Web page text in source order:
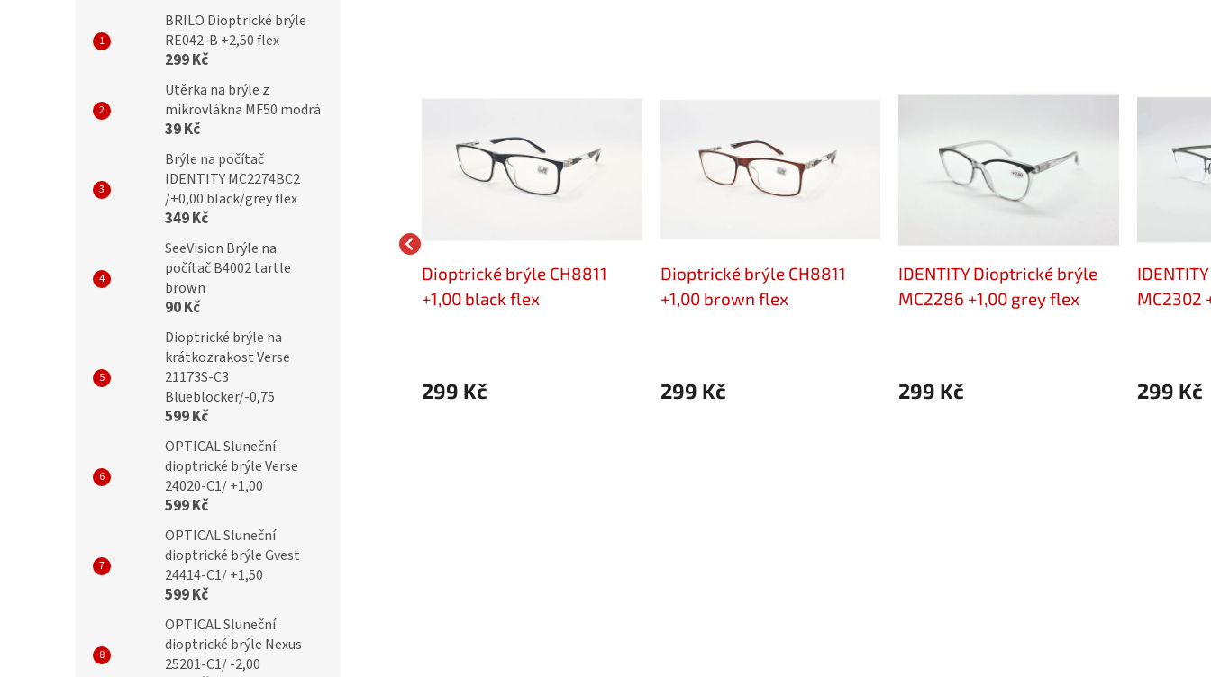
BRILO Dioptrické brýle
RE042-B +2,50 flex
299 Kč
Utěrka na brýle z
mikrovlákna MF50 modrá
39 Kč
Brýle na počítač
IDENTITY MC2274BC2
/+0,00 black/grey flex
349 Kč
SeeVision Brýle na
počítač B4002 tartle
brown
90 Kč
Dioptrické brýle na
krátkozrakost Verse
21173S-C3
Blueblocker/-0,75
599 Kč
OPTICAL Sluneční
dioptrické brýle Verse
24020-C1/ +1,00
599 Kč
OPTICAL Sluneční
dioptrické brýle Gvest
24414-C1/ +1,50
599 Kč
OPTICAL Sluneční
dioptrické brýle Nexus
25201-C1/ -2,00
Dioptrické brýle
IDENTITY Dioptrické brýle
MC2287 +1,00 grey flex
299 Kč
Dioptrické brýle CH8811
+1,00 black flex
299 Kč
Dioptrické brýle CH8811
+1,00 brown flex
299 Kč
IDENTITY Dioptrické brýle
MC2286 +1,00 grey flex
299 Kč
MC2302
299 Kč